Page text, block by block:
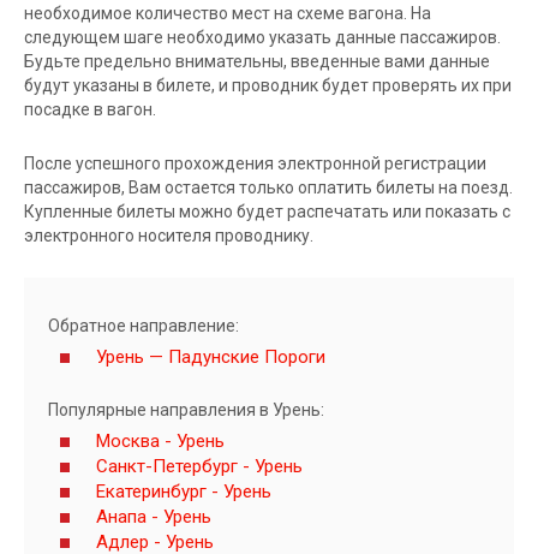
необходимое количество мест на схеме вагона. На
следующем шаге необходимо указать данные пассажиров.
Будьте предельно внимательны, введенные вами данные
будут указаны в билете, и проводник будет проверять их при
посадке в вагон.
После успешного прохождения электронной регистрации
пассажиров, Вам остается только оплатить билеты на поезд.
Купленные билеты можно будет распечатать или показать с
электронного носителя проводнику.
Обратное направление:
Урень — Падунские Пороги
Популярные направления в Урень:
Москва - Урень
Санкт-Петербург - Урень
Екатеринбург - Урень
Анапа - Урень
Адлер - Урень